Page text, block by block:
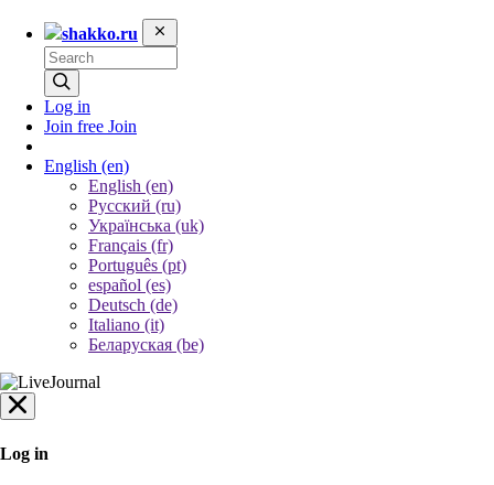
shakko.ru
Log in
Join free Join
English (en)
English (en)
Русский (ru)
Українська (uk)
Français (fr)
Português (pt)
español (es)
Deutsch (de)
Italiano (it)
Беларуская (be)
Log in